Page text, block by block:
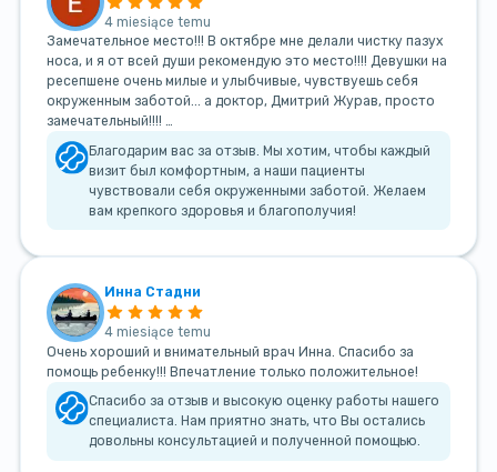
4 miesiące temu
Замечательное место!!! В октябре мне делали чистку пазух
носа, и я от всей души рекомендую это место!!!! Девушки на
ресепшене очень милые и улыбчивые, чувствуешь себя
окруженным заботой... а доктор, Дмитрий Журав, просто
замечательный!!!! …
Благодарим вас за отзыв. Мы хотим, чтобы каждый
визит был комфортным, а наши пациенты
чувствовали себя окруженными заботой. Желаем
вам крепкого здоровья и благополучия!
Инна Стадни
4 miesiące temu
Очень хороший и внимательный врач Инна. Спасибо за
помощь ребенку!!! Впечатление только положительное!
Спасибо за отзыв и высокую оценку работы нашего
специалиста. Нам приятно знать, что Вы остались
довольны консультацией и полученной помощью.